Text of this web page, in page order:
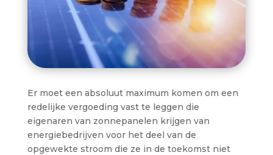
Er moet een absoluut maximum komen om een
redelijke vergoeding vast te leggen die
eigenaren van zonnepanelen krijgen van
energiebedrijven voor het deel van de
opgewekte stroom die ze in de toekomst niet